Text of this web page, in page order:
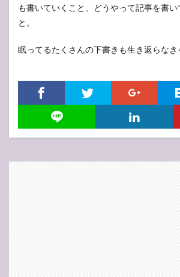
も書いていくこと、どうやって記事を書い
と。
眠ってるたくさんの下書きも生き返らなき